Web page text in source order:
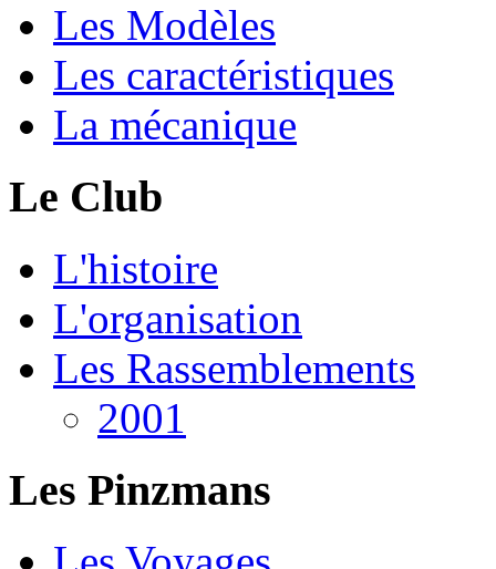
Les Modèles
Les caractéristiques
La mécanique
Le Club
L'histoire
L'organisation
Les Rassemblements
2001
Les Pinzmans